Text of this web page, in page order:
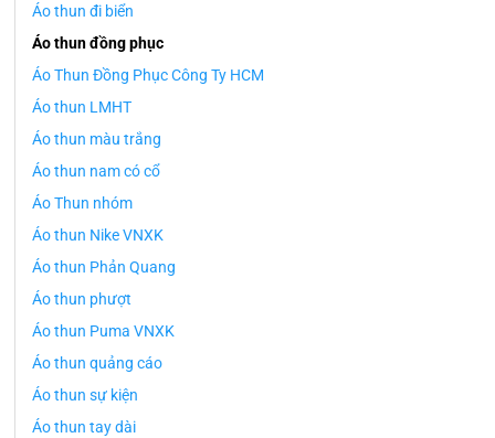
Áo thun đi biển
Áo thun đồng phục
Áo Thun Đồng Phục Công Ty HCM
Áo thun LMHT
Áo thun màu trắng
Áo thun nam có cổ
Áo Thun nhóm
Áo thun Nike VNXK
Áo thun Phản Quang
Áo thun phượt
Áo thun Puma VNXK
Áo thun quảng cáo
Áo thun sự kiện
Áo thun tay dài